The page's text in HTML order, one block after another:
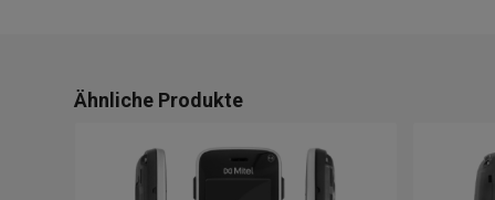
Ähnliche Produkte